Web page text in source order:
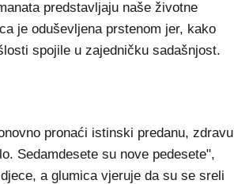
predstavljaju naše životne
je oduševljena prstenom jer, kako
spojile u zajedničku sadašnjost.
pronaći istinski predanu, zdravu
Sedamdesete su nove pedesete",
a glumica vjeruje da su se sreli